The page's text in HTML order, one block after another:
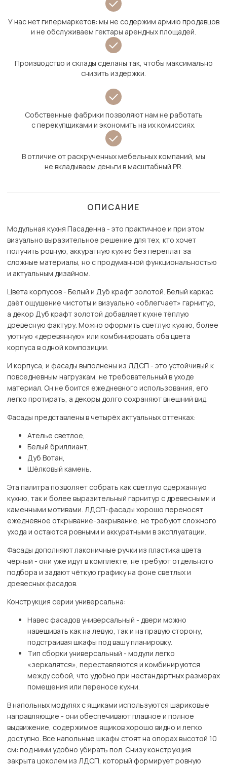
У нас нет гипермаркетов: мы не содержим армию продавцов
и не обслуживаем гектары арендных площадей.
Производство и склады сделаны так, чтобы максимально
снизить издержки.
Собственные фабрики позволяют нам не работать
с перекупщиками и экономить на их комиссиях.
В отличие от раскрученных мебельных компаний, мы
не вкладываем деньги в масштабный PR.
ОПИСАНИЕ
Модульная кухня Пасаденна - это практичное и при этом
визуально выразительное решение для тех, кто хочет
получить ровную, аккуратную кухню без переплат за
сложные материалы, но с продуманной функциональностью
и актуальным дизайном.
Цвета корпусов - Белый и Дуб крафт золотой. Белый каркас
даёт ощущение чистоты и визуально «облегчает» гарнитур,
а декор Дуб крафт золотой добавляет кухне тёплую
древесную фактуру. Можно оформить светлую кухню, более
уютную «деревянную» или комбинировать оба цвета
корпуса в одной композиции.
И корпуса, и фасады выполнены из ЛДСП - это устойчивый к
повседневным нагрузкам, не требовательный в уходе
материал. Он не боится ежедневного использования, его
легко протирать, а декоры долго сохраняют внешний вид.
Фасады представлены в четырёх актуальных оттенках:
Ателье светлое,
Белый бриллиант,
Дуб Вотан,
Шёлковый камень.
Эта палитра позволяет собрать как светлую сдержанную
кухню, так и более выразительный гарнитур с древесными и
каменными мотивами. ЛДСП-фасады хорошо переносят
ежедневное открывание-закрывание, не требуют сложного
ухода и остаются ровными и аккуратными в эксплуатации.
Фасады дополняют лаконичные ручки из пластика цвета
чёрный - они уже идут в комплекте, не требуют отдельного
подбора и задают чёткую графику на фоне светлых и
древесных фасадов.
Конструкция серии универсальна:
Навес фасадов универсальный - двери можно
навешивать как на левую, так и на правую сторону,
подстраивая шкафы под вашу планировку.
Тип сборки универсальный - модули легко
«зеркалятся», переставляются и комбинируются
между собой, что удобно при нестандартных размерах
помещения или переносе кухни.
В напольных модулях с ящиками используются шариковые
направляющие - они обеспечивают плавное и полное
выдвижение, содержимое ящиков хорошо видно и легко
доступно. Все напольные шкафы стоят на опорах высотой 10
см: под ними удобно убирать пол. Снизу конструкция
закрыта цоколем из ЛДСП, который формирует ровную